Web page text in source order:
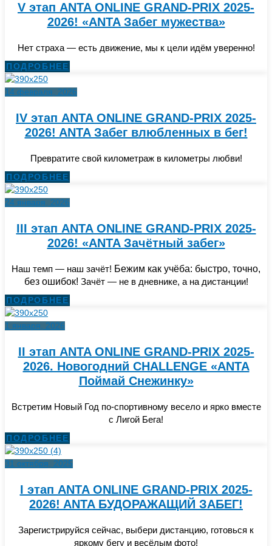
V этап ANTA ONLINE GRAND-PRIX 2025-
2026! «ANTA Забег мужества»
Нет страха — есть движение, мы к цели идём уверенно!
ПОДРОБНЕЕ
14 февраля, 2026
IV этап ANTA ONLINE GRAND-PRIX 2025-
2026! ANTA Забег влюбленных в бег!
Превратите свой километраж в километры любви!
ПОДРОБНЕЕ
24 января, 2026
III этап ANTA ONLINE GRAND-PRIX 2025-
2026! «ANTA Зачётный забег»
Наш темп — наш зачёт! Бежим как учёба: быстро, точно,
без ошибок! Зачёт — не в дневнике, а на дистанции!
ПОДРОБНЕЕ
1 января, 2026
II этап ANTA ONLINE GRAND-PRIX 2025-
2026. Новогодний CHALLENGE «ANTA
Поймай Снежинку»
Встретим Новый Год по-спортивному весело и ярко вместе
с Лигой Бега!
ПОДРОБНЕЕ
31 октября, 2025
I этап ANTA ONLINE GRAND-PRIX 2025-
2026! ANTA БУДОРАЖАЩИЙ ЗАБЕГ!
Зарегистрируйся сейчас, выбери дистанцию, готовься к
яркому бегу и весёлым фото!